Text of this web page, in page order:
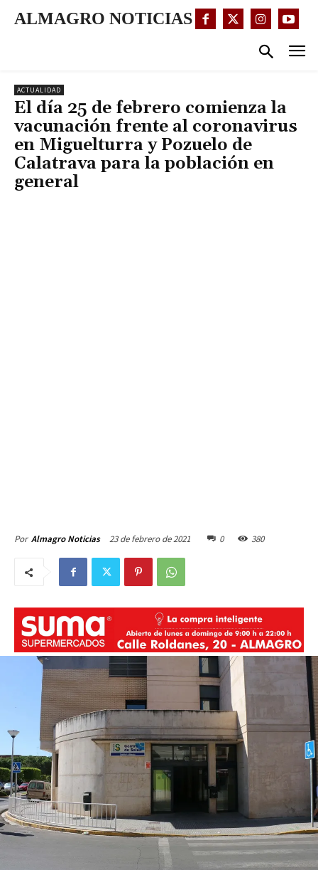
ALMAGRO NOTICIAS
ACTUALIDAD
El día 25 de febrero comienza la
vacunación frente al coronavirus
en Miguelturra y Pozuelo de
Calatrava para la población en
general
Por Almagro Noticias 23 de febrero de 2021 0 380